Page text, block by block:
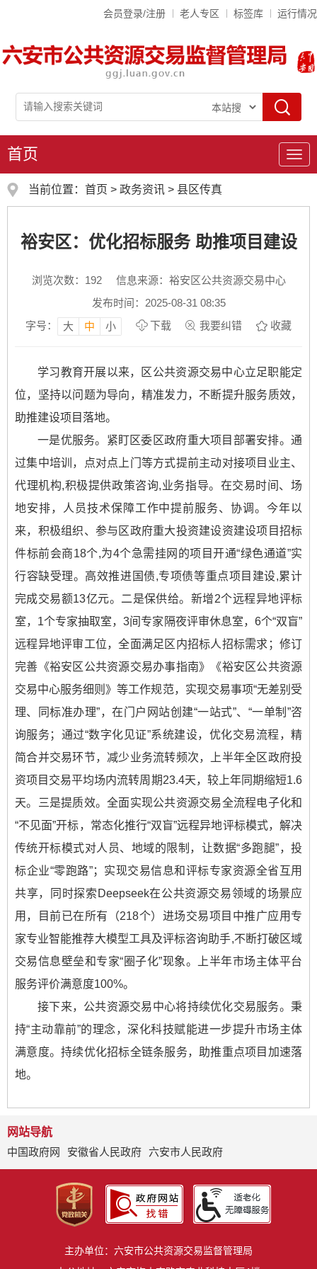
会员登录/注册 老人专区 标签库 运行情况
导
首页
当前位置： 首页 > 政务资讯 > 县区传真
裕安区：优化招标服务 助推项目建设
浏览次数： 192
信息来源：裕安区公共资源交易中心
发布时间：2025-08-31 08:35
字号：
大 中 小 下载 我要纠错 收藏
学习教育开展以来，区公共资源交易中心立足职能定
位，坚持以问题为导向，精准发力，不断提升服务质效，
助推建设项目落地。
一是优服务。紧盯区委区政府重大项目部署安排。通
过集中培训，点对点上门等方式提前主动对接项目业主、
代理机构,积极提供政策咨询,业务指导。在交易时间、场
地安排，人员技术保障工作中提前服务、协调。今年以
来，积极组织、参与区政府重大投资建设资建设项目招标
件标前会商18个,为4个急需挂网的项目开通“绿色通道”实
行容缺受理。高效推进国债,专项债等重点项目建设,累计
完成交易额13亿元。二是保供给。新增2个远程异地评标
室，1个专家抽取室，3间专家隔夜评审休息室，6个“双盲”
远程异地评审工位，全面满足区内招标人招标需求；修订
完善《裕安区公共资源交易办事指南》《裕安区公共资源
交易中心服务细则》等工作规范，实现交易事项“无差别受
理、同标准办理”，在门户网站创建“一站式”、“一单制”咨
询服务；通过“数字化见证”系统建设，优化交易流程，精
简合并交易环节，减少业务流转频次，上半年全区政府投
资项目交易平均场内流转周期23.4天，较上年同期缩短1.6
天。三是提质效。全面实现公共资源交易全流程电子化和
“不见面”开标，常态化推行“双盲”远程异地评标模式，解决
传统开标模式对人员、地域的限制，让数据“多跑腿”，投
标企业“零跑路”；实现交易信息和评标专家资源全省互用
共享，同时探索Deepseek在公共资源交易领域的场景应
用，目前已在所有（218个）进场交易项目中推广应用专
家专业智能推荐大模型工具及评标咨询助手,不断打破区域
交易信息壁垒和专家“圈子化”现象。上半年市场主体平台
服务评价满意度100%。
接下来，公共资源交易中心将持续优化交易服务。秉
持“主动靠前”的理念，深化科技赋能进一步提升市场主体
满意度。持续优化招标全链条服务，助推重点项目加速落
地。
网站导航
中国政府网
安徽省人民政府 六安市人民政府
主办单位：六安市公共资源交易监督管理局